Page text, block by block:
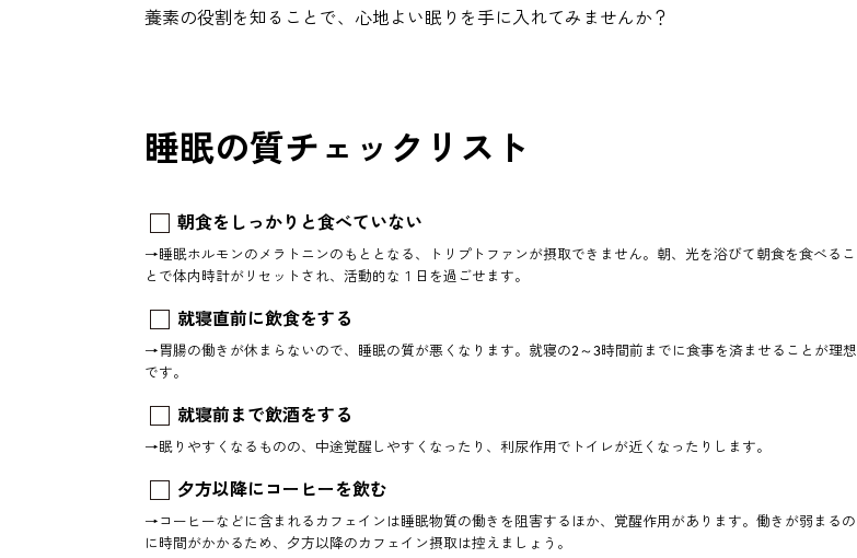
養素の役割を知ることで、心地よい眠りを手に入れてみませんか？
睡眠の質チェックリスト
朝食をしっかりと食べていない
→睡眠ホルモンのメラトニンのもととなる、トリプトファンが摂取できません。朝、光を浴びて朝食を食べるこ
とで体内時計がリセットされ、活動的な１日を過ごせます。
就寝直前に飲食をする
→胃腸の働きが休まらないので、睡眠の質が悪くなります。就寝の2～3時間前までに食事を済ませることが理想
です。
就寝前まで飲酒をする
→眠りやすくなるものの、中途覚醒しやすくなったり、利尿作用でトイレが近くなったりします。
夕方以降にコーヒーを飲む
→コーヒーなどに含まれるカフェインは睡眠物質の働きを阻害するほか、覚醒作用があります。働きが弱まるの
に時間がかかるため、夕方以降のカフェイン摂取は控えましょう。